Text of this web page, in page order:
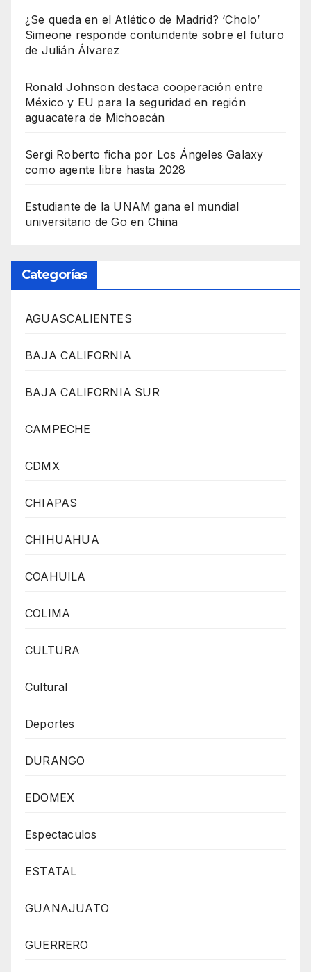
¿Se queda en el Atlético de Madrid? ‘Cholo’
Simeone responde contundente sobre el futuro
de Julián Álvarez
Ronald Johnson destaca cooperación entre
México y EU para la seguridad en región
aguacatera de Michoacán
Sergi Roberto ficha por Los Ángeles Galaxy
como agente libre hasta 2028
Estudiante de la UNAM gana el mundial
universitario de Go en China
Categorías
AGUASCALIENTES
BAJA CALIFORNIA
BAJA CALIFORNIA SUR
CAMPECHE
CDMX
CHIAPAS
CHIHUAHUA
COAHUILA
COLIMA
CULTURA
Cultural
Deportes
DURANGO
EDOMEX
Espectaculos
ESTATAL
GUANAJUATO
GUERRERO